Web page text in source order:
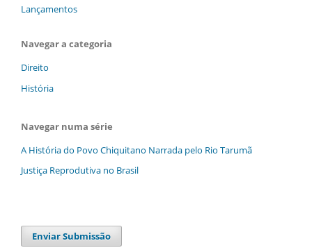
Lançamentos
Navegar a categoria
Direito
História
Navegar numa série
A História do Povo Chiquitano Narrada pelo Rio Tarumã
Justiça Reprodutiva no Brasil
Enviar Submissão